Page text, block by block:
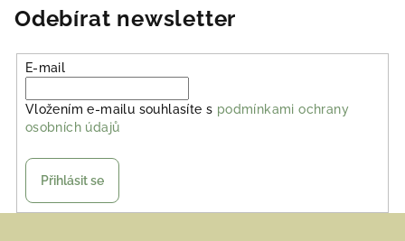
Odebírat newsletter
E-mail
Vložením e-mailu souhlasíte s podmínkami ochrany
osobních údajů
Přihlásit se